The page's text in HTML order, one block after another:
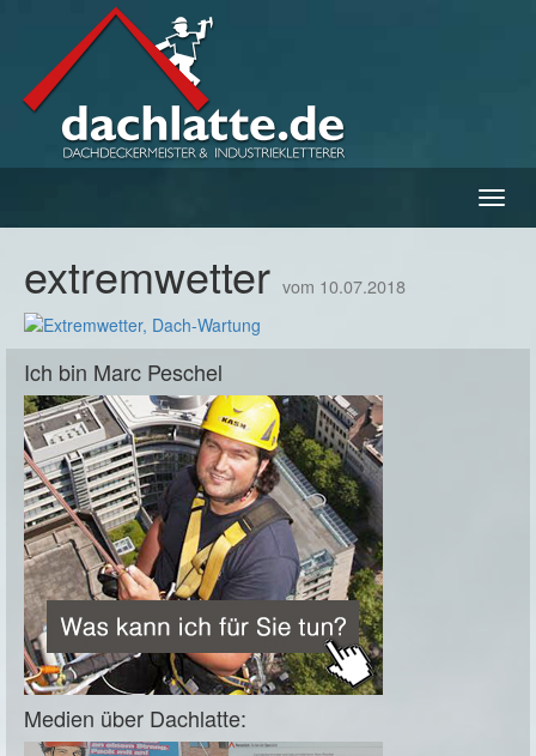
ein-/
extremwetter vom 10.07.2018
Ich bin Marc Peschel
Medien über Dachlatte: